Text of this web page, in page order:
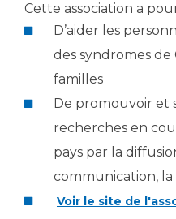
Protection des
Sécurité
Les recherches
Lieu de santé
Cette association a
D’aider les
des syndromes de
familles
De promouvoir et
recherches en
pays par la
communication, la
Voir le site de